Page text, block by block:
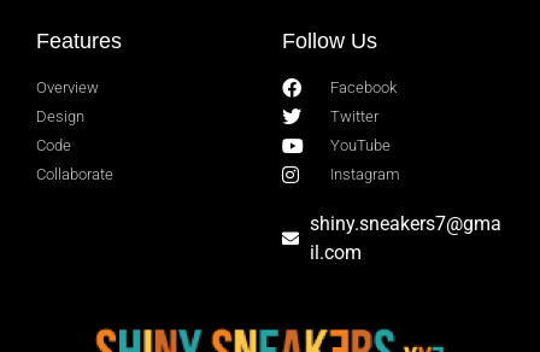
Features
Overview
Design
Code
Collaborate
Follow Us
Facebook
Twitter
YouTube
Instagram
shiny.sneakers7@gma
il.com